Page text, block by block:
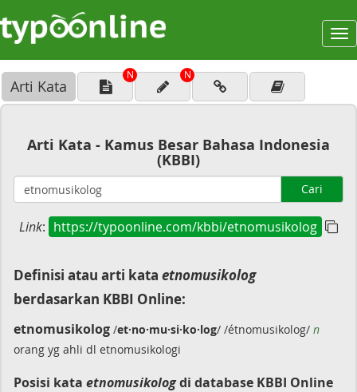
Arti Kata
N N
Arti Kata - Kamus Besar Bahasa Indonesia
(KBBI)
Cari
Link: https://typoonline.com/kbbi/etnomusikolog
Definisi atau arti kata etnomusikolog
berdasarkan KBBI Online:
etnomusikolog /et·no·mu·si·ko·log/ /étnomusikolog/ n
orang yg ahli dl etnomusikologi
Posisi kata etnomusikologdi database KBBI Online